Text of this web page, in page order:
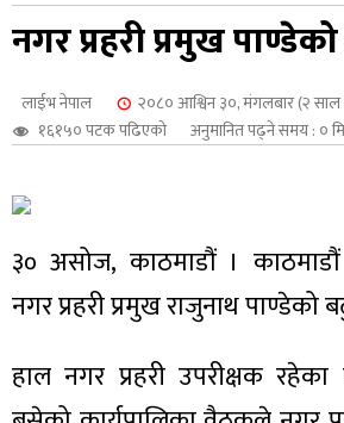
नगर प्रहरी प्रमुख
लाईभ नेपाल
२०८० आश्विन ३०, मंगलबार (२
१६१५० पटक पढिएको
अनुमानित पढ्ने समय : ०
३० असोज, काठमाडौं ।
नगर प्रहरी प्रमुख राजुनाथ पाण्डेको
हाल नगर प्रहरी उपरीक्षक